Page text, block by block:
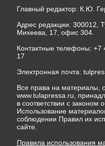
Главный редактор: К.Ю.
Адрес редакции: 300012,
Михеева, 17, офис 304.
Контактные телефоны:
17
Электронная почта:
Все права на материалы,
www.tulapressa.ru,
в соответствии с законом
Использование
соблюдении Правил их
сайте.
Правила использования